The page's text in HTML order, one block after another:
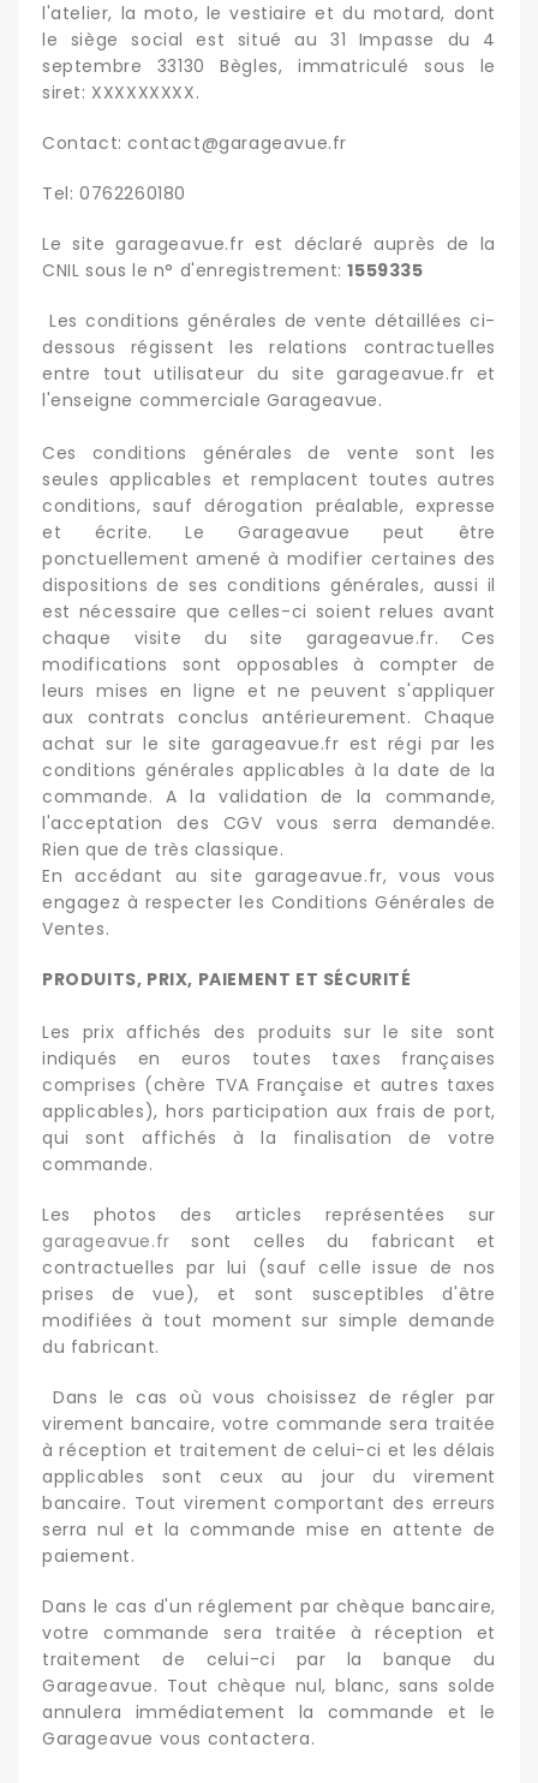
l'atelier, la moto, le vestiaire et du motard, dont
le siège social est situé au 31 Impasse du 4
septembre 33130 Bègles, immatriculé sous le
siret: XXXXXXXXX.
Contact: contact@garageavue.fr
Tel: 0762260180
Le site garageavue.fr est déclaré auprès de la
CNIL sous le n° d'enregistrement:1559335
Les conditions générales de vente détaillées ci-
dessous régissent les relations contractuelles
entre tout utilisateur du site garageavue.fr et
l'enseigne commerciale Garageavue.
Ces conditions générales de vente sont les
seules applicables et remplacent toutes autres
conditions, sauf dérogation préalable, expresse
et écrite. Le Garageavue peut être
ponctuellement amené à modifier certaines des
dispositions de ses conditions générales, aussi il
est nécessaire que celles-ci soient relues avant
chaque visite du site garageavue.fr. Ces
modifications sont opposables à compter de
leurs mises en ligne et ne peuvent s'appliquer
aux contrats conclus antérieurement. Chaque
achat sur le site garageavue.fr est régi par les
conditions générales applicables à la date de la
commande. A la validation de la commande,
l'acceptation des CGV vous serra demandée.
Rien que de très classique.
En accédant au site garageavue.fr, vous vous
engagez à respecter les Conditions Générales de
Ventes.
PRODUITS, PRIX, PAIEMENT ET SÉCURITÉ
Les prix affichés des produits sur le site sont
indiqués en euros toutes taxes françaises
comprises (chère TVA Française et autres taxes
applicables), hors participation aux frais de port,
qui sont affichés à la finalisation de votre
commande.
Les photos des articles représentées sur
garageavue.fr sont celles du fabricant et
contractuelles par lui (sauf celle issue de nos
prises de vue), et sont susceptibles d'être
modifiées à tout moment sur simple demande
du fabricant.
Dans le cas où vous choisissez de régler par
virement bancaire, votre commande sera traitée
à réception et traitement de celui-ci et les délais
applicables sont ceux au jour du virement
bancaire. Tout virement comportant des erreurs
serra nul et la commande mise en attente de
paiement.
Dans le cas d'un réglement par chèque bancaire,
votre commande sera traitée à réception et
traitement de celui-ci par la banque du
Garageavue. Tout chèque nul, blanc, sans solde
annulera immédiatement la commande et le
Garageavue vous contactera.